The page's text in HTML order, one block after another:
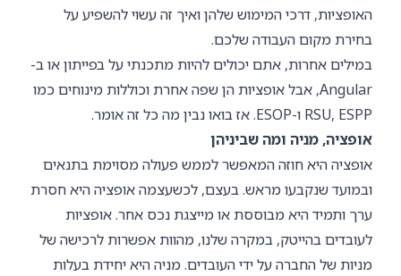
האופציות, דרכי המימוש שלהן ואיך זה עשוי להשפיע על
בחירת מקום העבודה שלכם.
במילים אחרות, אתם יכולים להיות מתכנתי על בפייתון או ב-
Angular, אבל אופציות הן שפה אחרת וכוללות מינוחים כמו
RSU, ESPP ו-ESOP. אז בואו נבין מה כל זה אומר.
אופציה, מניה ומה שביניהן
אופציה היא חוזה המאפשר לממש פעולה מסוימת בתנאים
ובמועד שנקבעו מראש. בעצם, לכשעצמה אופציה היא חסרת
ערך ותמיד היא מבוססת או מייצגת נכס אחר. אופציות
לעובדים בהייטק, במקרה שלנו, מהוות אפשרות לרכישה של
מניות של החברה על ידי העובדים. מניה היא יחידת בעלות